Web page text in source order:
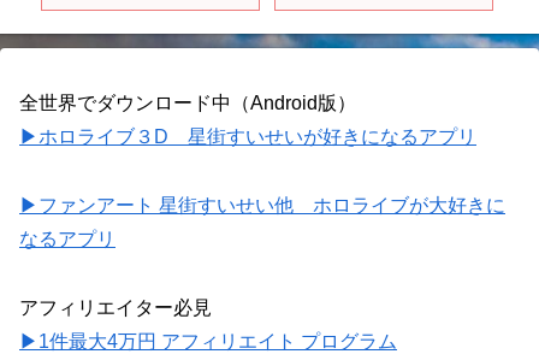
が買収されるも社内の活動家たち
がブチギレる
全世界でダウンロード中（Android版）
▶ホロライブ３D 星街すいせいが好きになるアプリ
▶ファンアート 星街すいせい他 ホロライブが大好きに
なるアプリ
アフィリエイター必見
▶1件最大4万円 アフィリエイト プログラム